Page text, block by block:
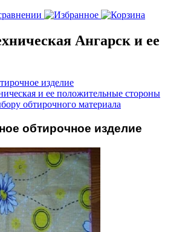
Ангарск и ее
изделие
и ее положительные стороны
обтирочного материала
обтирочное изделие